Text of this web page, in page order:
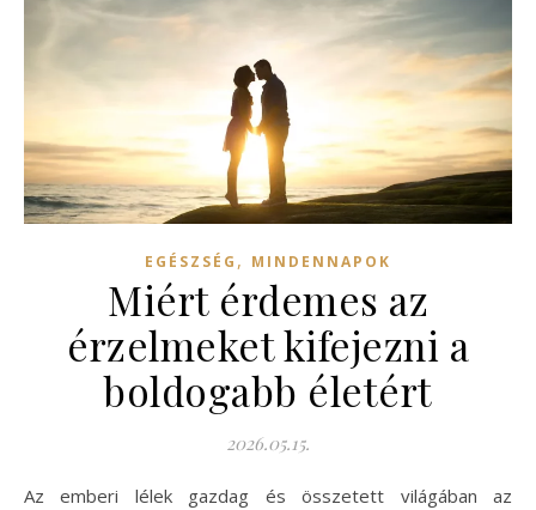
EGÉSZSÉG , MINDENNAPOK
Miért érdemes az
érzelmeket kifejezni a
boldogabb életért
2026.05.15.
Az emberi lélek gazdag és összetett világában az